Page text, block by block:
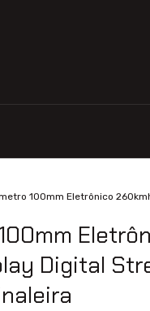
100mm Eletrônico
Digital